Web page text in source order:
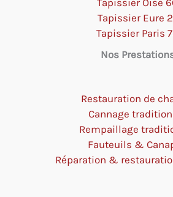
Tapissier Eure
Tapissier Paris
Nos
Restauration de
Cannage
Rempaillage
Fauteuils &
Réparation &